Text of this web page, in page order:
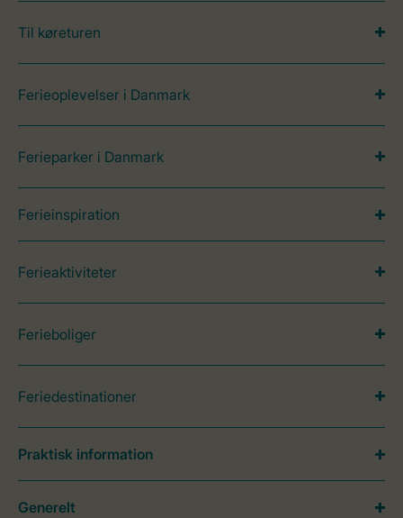
Til køreturen
Ferieoplevelser i Danmark
Ferieparker i Danmark
Ferieinspiration
Ferieaktiviteter
Ferieboliger
Feriedestinationer
Praktisk information
Generelt